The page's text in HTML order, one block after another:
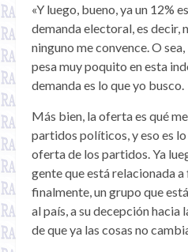
«Y luego, bueno, ya un 12%
demanda electoral, es decir,
ninguno me convence. O
pesa muy poquito en esta
demanda es lo que yo busco.
Más bien, la oferta es qué
partidos políticos, y eso es lo
oferta de los partidos. Ya
gente que está relacionada
finalmente, un grupo que
al país, a su decepción
de que ya las cosas no